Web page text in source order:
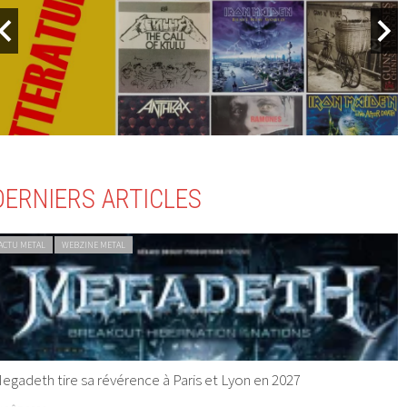
ARTICLES
METAL WEBZINE METAL
tire sa révérence à Paris et Lyon en 2027